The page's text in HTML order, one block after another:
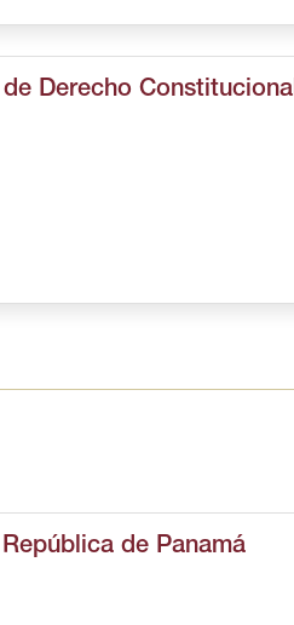
Derecho Constitucional
de Panamá